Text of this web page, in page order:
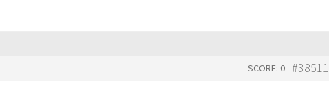
#38511
SCORE: 0